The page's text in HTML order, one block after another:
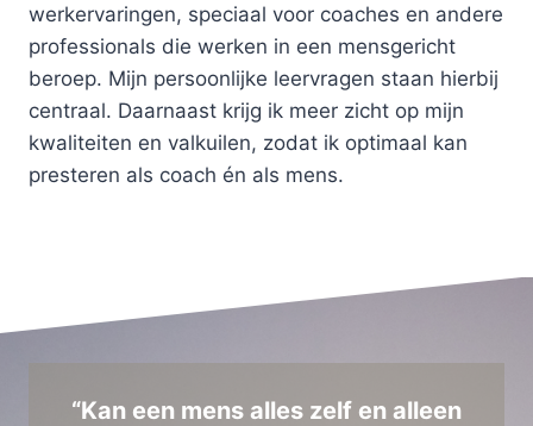
werkervaringen, speciaal voor coaches en andere
professionals die werken in een mensgericht
beroep. Mijn persoonlijke leervragen staan hierbij
centraal. Daarnaast krijg ik meer zicht op mijn
kwaliteiten en valkuilen, zodat ik optimaal kan
presteren als coach én als mens.
“Kan een mens alles zelf en alleen